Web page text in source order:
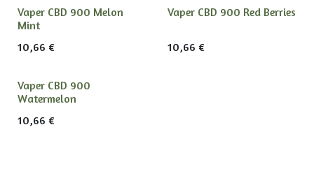
Vaper CBD 900 Melon
Mint
10,66 €
Vaper CBD 900 Red Berries
10,66 €
Vaper CBD 900
Watermelon
10,66 €